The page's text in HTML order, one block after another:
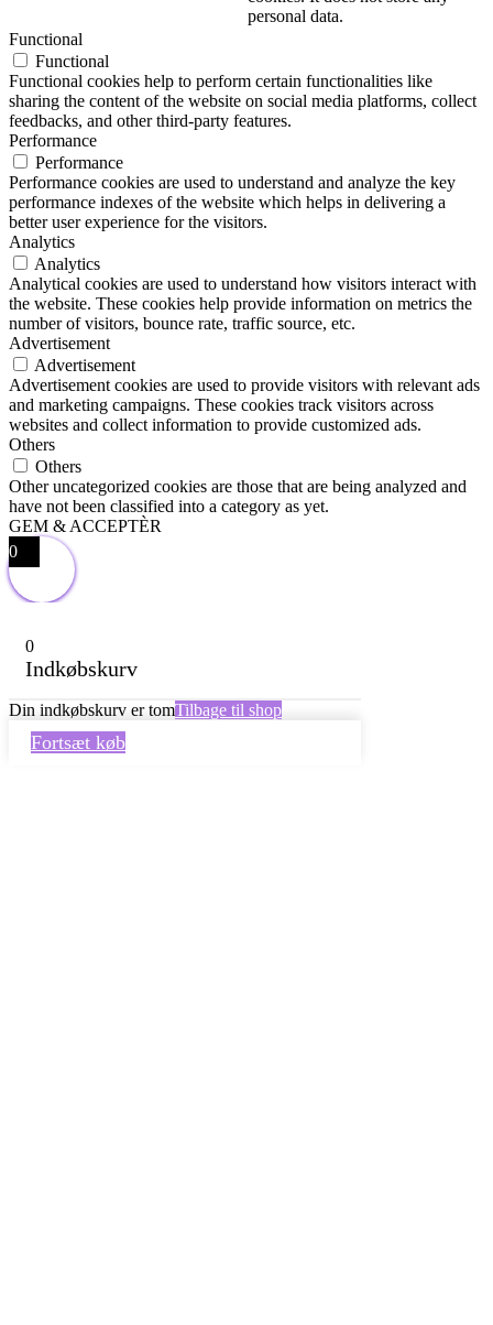
personal data.
Functional
Functional
Functional cookies help to perform certain functionalities like
sharing the content of the website on social media platforms, collect
feedbacks, and other third-party features.
Performance
Performance
Performance cookies are used to understand and analyze the key
performance indexes of the website which helps in delivering a
better user experience for the visitors.
Analytics
Analytics
Analytical cookies are used to understand how visitors interact with
the website. These cookies help provide information on metrics the
number of visitors, bounce rate, traffic source, etc.
Advertisement
Advertisement
Advertisement cookies are used to provide visitors with relevant ads
and marketing campaigns. These cookies track visitors across
websites and collect information to provide customized ads.
Others
Others
Other uncategorized cookies are those that are being analyzed and
have not been classified into a category as yet.
GEM & ACCEPTÈR
0
0
Indkøbskurv
Din indkøbskurv er tomTilbage til shop
Fortsæt køb